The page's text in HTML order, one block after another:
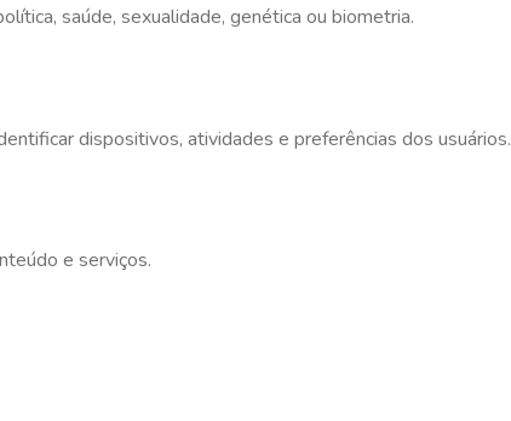
saúde, sexualidade, genética ou biometria.
dispositivos, atividades e preferências dos usuários.
e serviços.